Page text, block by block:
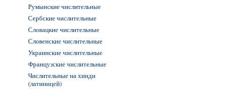
Румынские числительные
Сербские числительные
Словацкие числительные
Словенские числительные
Украинские числительные
Французские числительные
Числительные на хинди
(латиницей)